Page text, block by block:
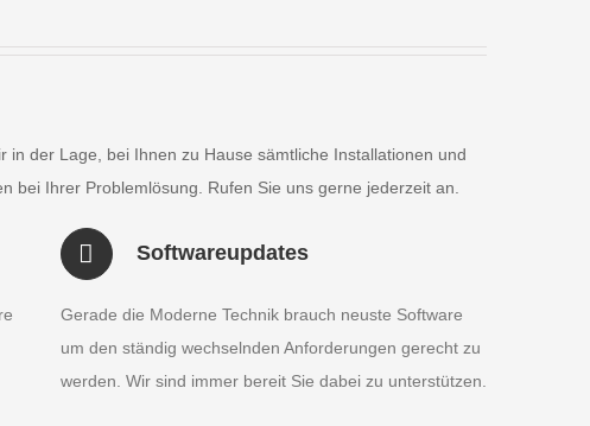
in der Lage, bei Ihnen zu Hause sämtliche Installationen und
bei Ihrer Problemlösung. Rufen Sie uns gerne jederzeit an.
Softwareupdates
Gerade die Moderne Technik brauch neuste Software
um den ständig wechselnden Anforderungen gerecht zu
werden. Wir sind immer bereit Sie dabei zu unterstützen.